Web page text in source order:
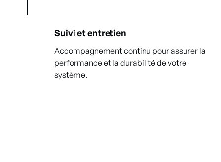
Suivi et entretien
Accompagnement continu pour assurer la
performance et la durabilité de votre
système.